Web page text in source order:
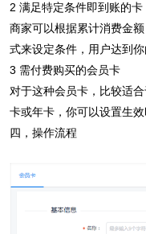
2 满足特定条件即到账的卡
商家可以根据累计消费金
式来设定条件，用户达到
3 需付费购买的会员卡
对于这种会员卡，比较适
卡或年卡，你可以设置生效
四，操作流程